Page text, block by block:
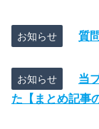
お知らせ 質
お知らせ
当
た【まとめ記事